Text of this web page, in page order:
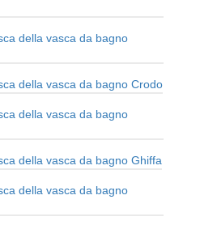
della vasca da bagno
della vasca da bagno Crodo
della vasca da bagno
della vasca da bagno Ghiffa
della vasca da bagno